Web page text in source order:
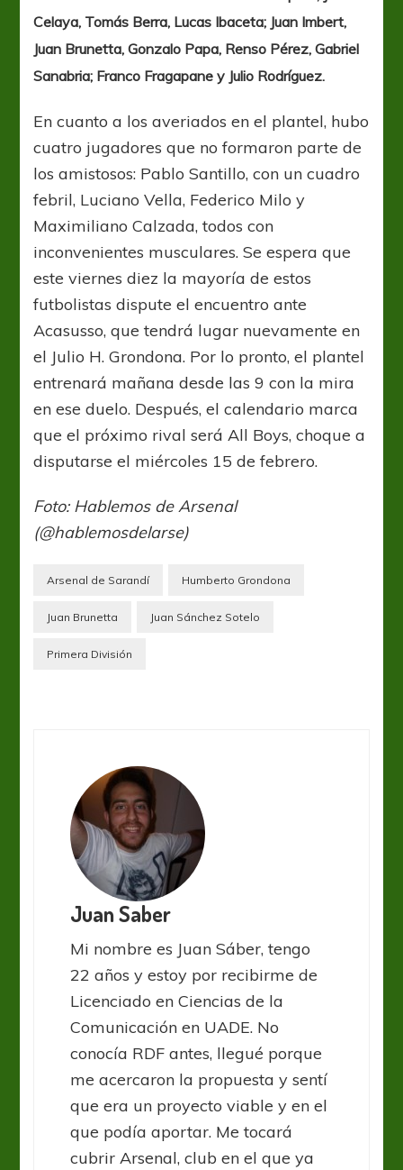
Celaya, Tomás Berra, Lucas Ibaceta; Juan Imbert,
Juan Brunetta, Gonzalo Papa, Renso Pérez, Gabriel
Sanabria; Franco Fragapane y Julio Rodríguez.
En cuanto a los averiados en el plantel, hubo
cuatro jugadores que no formaron parte de
los amistosos: Pablo Santillo, con un cuadro
febril, Luciano Vella, Federico Milo y
Maximiliano Calzada, todos con
inconvenientes musculares. Se espera que
este viernes diez la mayoría de estos
futbolistas dispute el encuentro ante
Acasusso, que tendrá lugar nuevamente en
el Julio H. Grondona. Por lo pronto, el plantel
entrenará mañana desde las 9 con la mira
en ese duelo. Después, el calendario marca
que el próximo rival será All Boys, choque a
disputarse el miércoles 15 de febrero.
Foto: Hablemos de Arsenal
(@hablemosdelarse)
Arsenal de Sarandí Humberto Grondona
Juan Brunetta Juan Sánchez Sotelo
Primera División
Juan Saber
Mi nombre es Juan Sáber, tengo
22 años y estoy por recibirme de
Licenciado en Ciencias de la
Comunicación en UADE. No
conocía RDF antes, llegué porque
me acercaron la propuesta y sentí
que era un proyecto viable y en el
que podía aportar. Me tocará
cubrir Arsenal, club en el que ya